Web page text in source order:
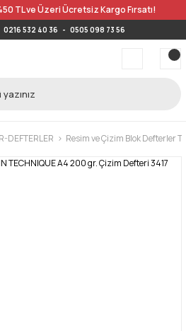
TL ve Üzeri Ücretsiz Kargo Fırsatı!
0216 532 40 36 - 0505 098 73 56
DEFTERLER Resim ve Çizim Blok Defterler